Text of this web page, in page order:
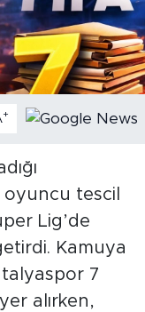
+
tescil
Lig’de
Kamuya
7
alırken,